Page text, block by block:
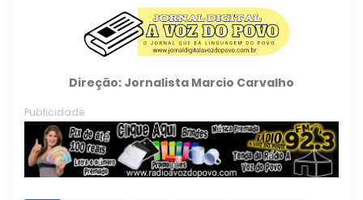
Direção: Jornalista Marcio Carvalho
Publicidade